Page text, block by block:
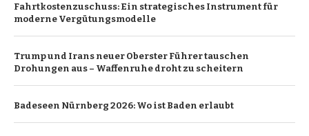
Fahrtkostenzuschuss: Ein strategisches Instrument für
moderne Vergütungsmodelle
Trump und Irans neuer Oberster Führer tauschen
Drohungen aus – Waffenruhe droht zu scheitern
Badeseen Nürnberg 2026: Wo ist Baden erlaubt